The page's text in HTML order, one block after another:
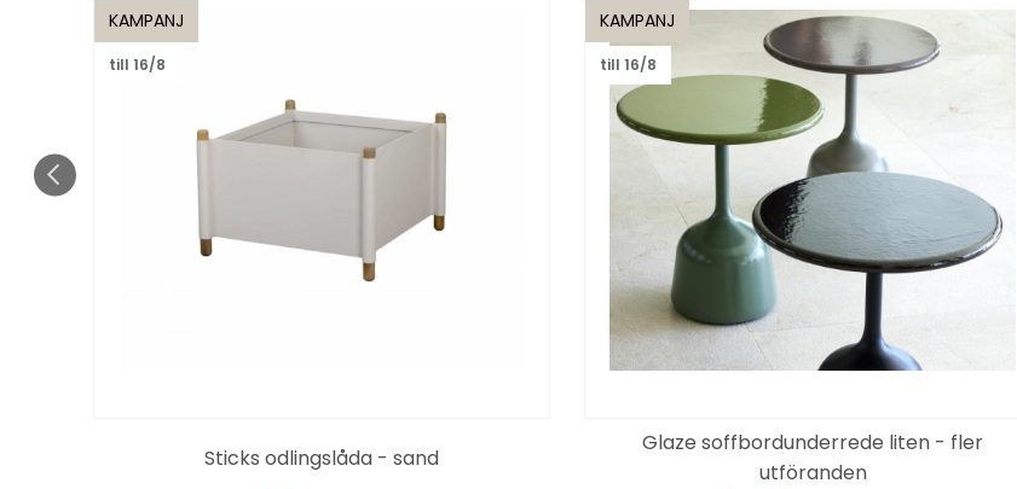
KAMPANJ
till 16/8
Sticks odlingslåda - sand
KAMPANJ
till 16/8
Glaze soffbordunderrede liten - fler
utföranden